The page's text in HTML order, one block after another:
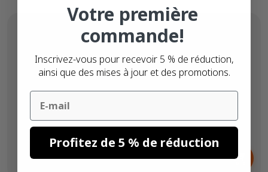
2,71€
Votre première
commande!
Inscrivez-vous pour recevoir 5 % de réduction,
ainsi que des mises à jour et des promotions.
Email
Profitez de 5 % de réduction